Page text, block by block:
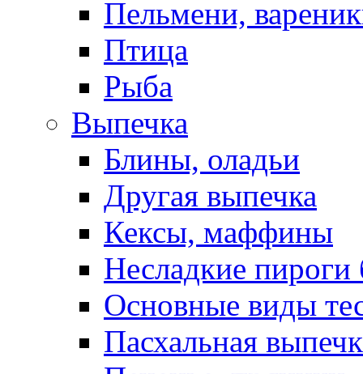
Пельмени,
Птица
Рыба
Выпечка
Блины, оладьи
Другая выпечка
Кексы, маффины
Несладкие пироги
Основные виды
Пасхальная